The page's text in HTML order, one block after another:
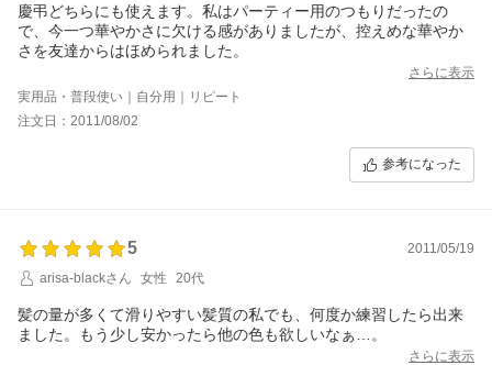
慶弔どちらにも使えます。私はパーティー用のつもりだったの
で、今一つ華やかさに欠ける感がありましたが、控えめな華やか
さを友達からはほめられました。
さらに表示
実用品・普段使い｜自分用｜リピート
注文日：2011/08/02
参考になった
5
2011/05/19
arisa-blackさん
女性 20代
髪の量が多くて滑りやすい髪質の私でも、何度か練習したら出来
ました。もう少し安かったら他の色も欲しいなぁ…。
さらに表示